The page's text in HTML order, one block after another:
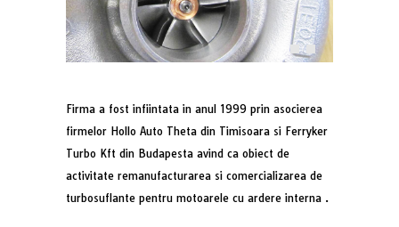
Firma a fost infiintata in anul 1999 prin asocierea
firmelor Hollo Auto Theta din Timisoara si Ferryker
Turbo Kft din Budapesta avind ca obiect de
activitate remanufacturarea si comercializarea de
turbosuflante pentru motoarele cu ardere interna .